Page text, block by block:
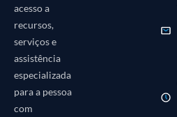
acesso a
recursos,
serviços e
assistência
especializada
para a pessoa
com